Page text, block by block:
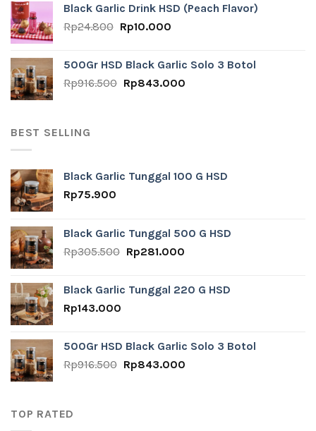
was:
Rp140.000.
is:
Black Garlic Drink HSD (Peach Flavor)
Rp24.800 Original
Rp24.800.
Rp10.000Current
Rp10.000.
500Gr HSD Black Garlic Solo 3 Botol
Rp916.500 Original
Rp843.000Current
BEST SELLING
Black Garlic Tunggal 100 G HSD
Rp75.900
Black Garlic Tunggal 500 G HSD
Rp305.500 Original
Rp305.500.
Rp281.000Current
Rp281.000.
Black Garlic Tunggal 220 G HSD
Rp143.000
500Gr HSD Black Garlic Solo 3 Botol
Rp916.500 Original
Rp843.000Current
TOP RATED